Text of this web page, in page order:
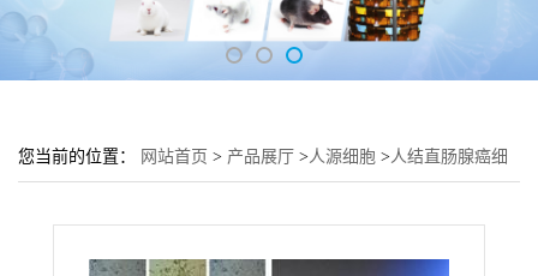
您当前的位置： 网站首页 > 产品展厅 >人源细胞 >人结直肠腺癌细